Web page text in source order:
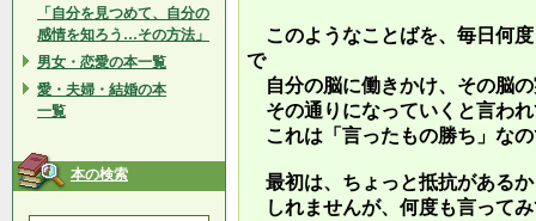
「自分を見つめて、自分の
感情を知ろう…その方法」
男女・恋愛の本一覧
愛・夫婦・結婚の本
一覧
本の検索
このようなことばを、毎日何
で
自分の脳に働きかけ、その脳
その通りになっていくと言わ
これは「言ったもの勝ち」な
最初は、ちょっと抵抗がある
しれませんが、何度も言って